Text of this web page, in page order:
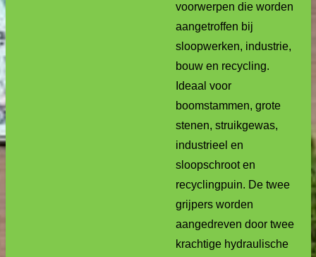
voorwerpen die worden
aangetroffen bij
sloopwerken, industrie,
bouw en recycling.
Ideaal voor
boomstammen, grote
stenen, struikgewas,
industrieel en
sloopschroot en
recyclingpuin. De twee
grijpers worden
aangedreven door twee
krachtige hydraulische